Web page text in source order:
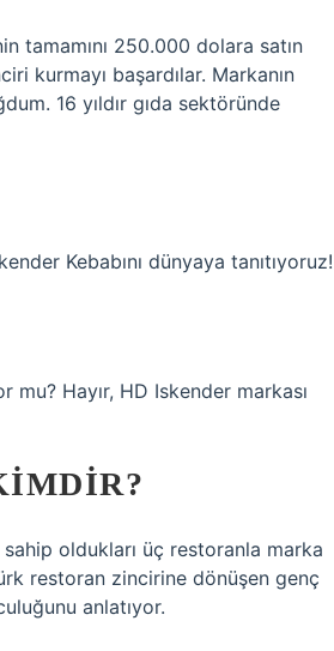
tamamını 250.000 dolara satın
kurmayı başardılar. Markanın
16 yıldır gıda sektöründe
Kebabını dünyaya tanıtıyoruz!
Hayır, HD Iskender markası
sahip oldukları üç restoranla marka
restoran zincirine dönüşen genç
anlatıyor.